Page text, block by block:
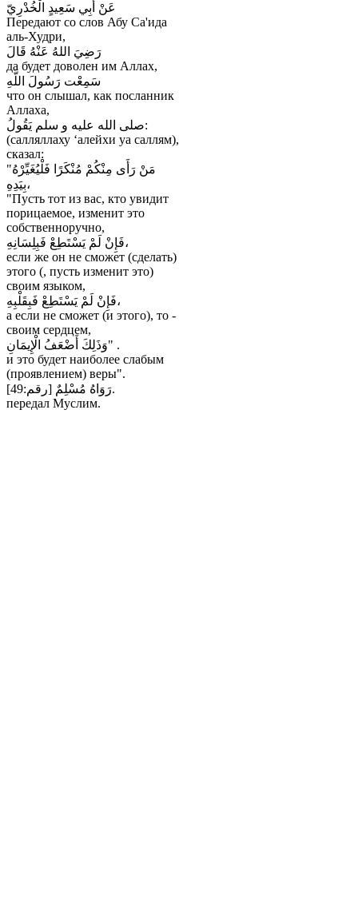
عَنْ أَبِي سَعِيدٍ الْخُدْرِيّ
Передают со слов Абу Са'ида
аль-Худри,
رَضِيَ اللهُ عَنْهُ قَالَ
да будет доволен им Аллах,
سَمِعْت رَسُولَ اللَّهِ
что он слышал, как посланник
Аллаха,
صلى الله عليه و سلم يَقُولُ:
(салляллаху ‘алейхи уа саллям),
сказал:
"مَنْ رَأَى مِنْكُمْ مُنْكَرًا فَلْيُغَيِّرْهُ
بِيَدِهِ،
"Пусть тот из вас, кто увидит
порицаемоe, изменит этo
собственноручно,
فَإِنْ لَمْ يَسْتَطِعْ فَبِلِسَانِهِ،
если же он не сможет (сделать)
этого (, пусть изменит это)
своим языком,
فَإِنْ لَمْ يَسْتَطِعْ فَبِقَلْبِهِ،
а если не сможет (и этого), то -
своим сердцем,
وَذَلِكَ أَضْعَفُ الْإِيمَانِ" .
и это будет наиболее слабым
(проявлением) веры".
رَوَاهُ مُسْلِمٌ [رقم:49].
передал Муслим.